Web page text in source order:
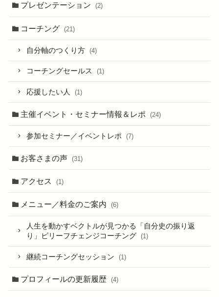
プレゼンテーション (2)
コーチング (21)
自分軸のつくり方 (4)
コーチングセールス (1)
応援したい人 (1)
主催イベント・セミナー情報＆レポ (24)
参加セミナー／イベントレポ (7)
お客さまの声 (31)
アクセス (1)
メニュー／料金のご案内 (6)
人生を動かすベクトルが見つかる「自分史の振り返
り」ビリーフチェンジコーチング
(1)
継続コーチングセッション (1)
プロフィールの更新履歴 (4)